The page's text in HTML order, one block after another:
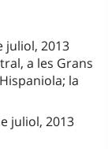
juliol, 2013
a les Grans
la
juliol, 2013